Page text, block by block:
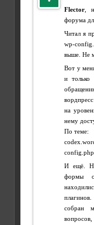
Flector ,
форума
Читал я
wp-
выше. Не
Вот у
и
на
нему
По теме:
config.php
И ещё.
формы
собран